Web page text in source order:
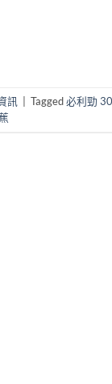
訊 Tagged必利勁